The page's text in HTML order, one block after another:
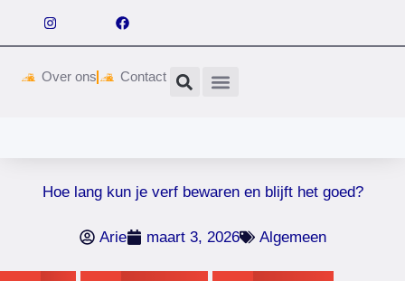
Over ons Contact
Hoe lang kun je verf bewaren en blijft het goed?
Arie maart 3, 2026 Algemeen